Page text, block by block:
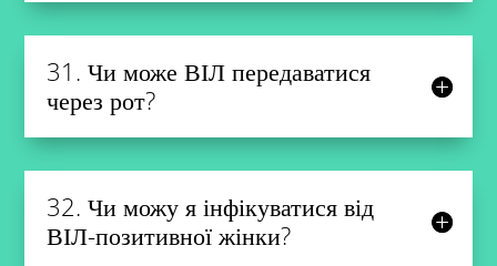
31. Чи може ВІЛ передаватися
через рот?
32. Чи можу я інфікуватися від
ВІЛ-позитивної жінки?